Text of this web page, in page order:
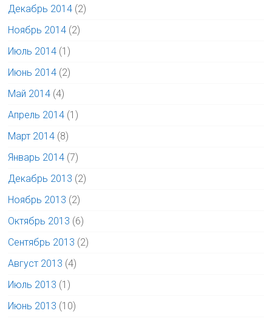
Декабрь 2014 (2)
Ноябрь 2014 (2)
Июль 2014 (1)
Июнь 2014 (2)
Май 2014 (4)
Апрель 2014 (1)
Март 2014 (8)
Январь 2014 (7)
Декабрь 2013 (2)
Ноябрь 2013 (2)
Октябрь 2013 (6)
Сентябрь 2013 (2)
Август 2013 (4)
Июль 2013 (1)
Июнь 2013 (10)